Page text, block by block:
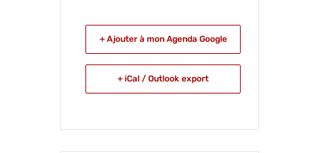
+ Ajouter à mon Agenda Google
+ iCal / Outlook export